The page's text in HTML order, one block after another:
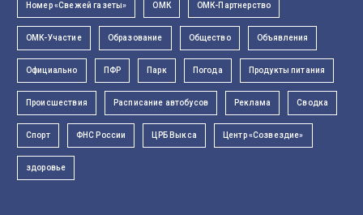
Номер «Свежей газеты» ОМК ОМК-Партнерство
ОМК-Участие Образование Общество Объявления
Официально ПФР Парк Погода Продукты питания
Происшествия Расписание автобусов Реклама Сводка
Спорт ФНС России ЦРБ Выкса Центр «Созвездие»
здоровье